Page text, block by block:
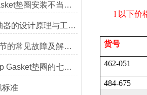
Tri-Clamp Gasket垫圈安装不当导致的泄漏问题及预防
Zero-Max联轴器的设计原理与工艺流程解析
LoveJoy万向节的常见故障及解决方案
选购Tri-Clamp Gasket垫圈的七大要点
标准
l 以下价
货号
462-051
484-675